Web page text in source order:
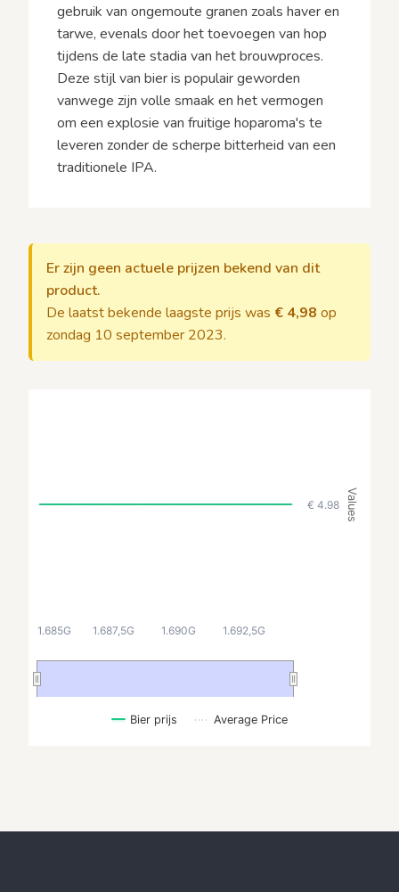
gebruik van ongemoute granen zoals haver en
tarwe, evenals door het toevoegen van hop
tijdens de late stadia van het brouwproces.
Deze stijl van bier is populair geworden
vanwege zijn volle smaak en het vermogen
om een explosie van fruitige hoparoma's te
leveren zonder de scherpe bitterheid van een
traditionele IPA.
Er zijn geen actuele prijzen bekend van dit
product.
De laatst bekende laagste prijs was € 4,98 op
zondag 10 september 2023.
Values
Bier prijs Average Price
1.685G 1.687,5G 1.690G 1.692,5G
€ 4.98